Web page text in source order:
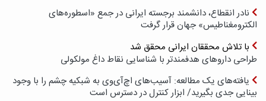
نادر انقطاع، دانشمند برجسته ایرانی در جمع «اسطوره‌های
الکترومغناطیس» جهان قرار گرفت
با تلاش محققان ایرانی محقق شد
طراحی داروهای هدفمندتر با شناسایی نقاط داغ مولکولی
یافته‌های یک مطالعه: آسیب‌های اچ‌آی‌وی به شبکیه چشم را با وجود
بینایی جدی بگیرید/ ابزار کنترل در دسترس است